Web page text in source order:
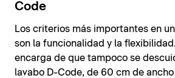
Code
Los criterios más importantes en
son la funcionalidad y la
encarga de que tampoco se
lavabo D-Code, de 60 cm de